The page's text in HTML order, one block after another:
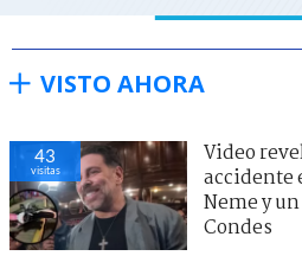
VISTO AHORA
43
visitas
Video
accidente
Neme y
Condes